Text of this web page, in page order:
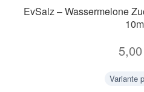
EvSalz – Wassermelone
5,00
Variante